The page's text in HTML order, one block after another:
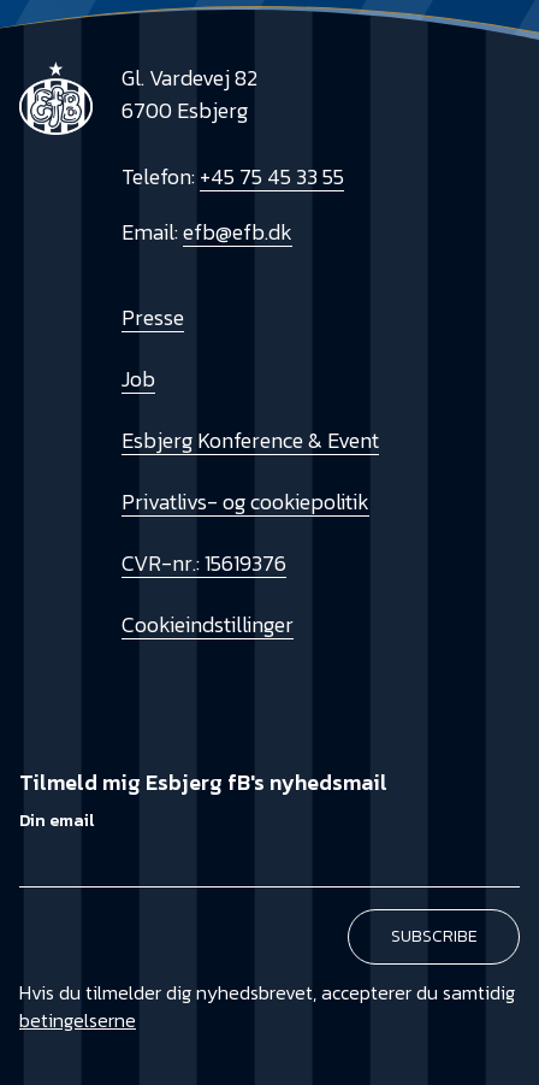
Gl. Vardevej 82
6700 Esbjerg
Telefon:+45 75 45 33 55
Email:efb@efb.dk
Presse
Job
Esbjerg Konference & Event
Privatlivs- og cookiepolitik
CVR-nr.: 15619376
Cookieindstillinger
Tilmeld mig Esbjerg fB's nyhedsmail
Din email
Hvis du tilmelder dig nyhedsbrevet, accepterer du samtidig
betingelserne